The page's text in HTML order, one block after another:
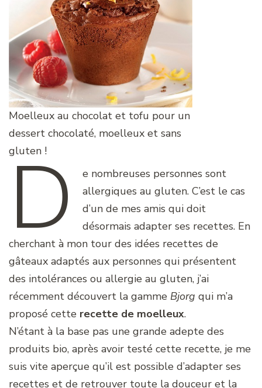
Moelleux au chocolat et tofu pour un
dessert chocolaté, moelleux et sans
gluten !
D
e nombreuses personnes sont
allergiques au gluten. C’est le cas
d’un de mes amis qui doit
désormais adapter ses recettes. En
cherchant à mon tour des idées recettes de
gâteaux adaptés aux personnes qui présentent
des intolérances ou allergie au gluten, j’ai
récemment découvert la gamme Bjorg qui m’a
proposé cette recette de moelleux.
N’étant à la base pas une grande adepte des
produits bio, après avoir testé cette recette, je me
suis vite aperçue qu’il est possible d’adapter ses
recettes et de retrouver toute la douceur et la